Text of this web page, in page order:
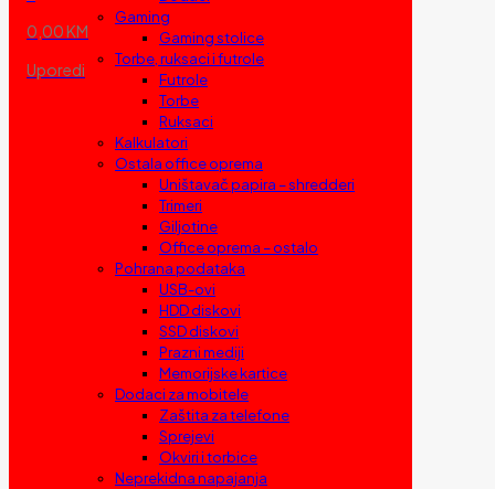
0,00 KM
Uporedi
Gaming
Gaming stolice
Torbe, ruksaci i futrole
Futrole
Torbe
Ruksaci
Kalkulatori
Ostala office oprema
Uništavač papira – shredderi
Trimeri
Giljotine
Office oprema – ostalo
Pohrana podataka
USB-ovi
HDD diskovi
SSD diskovi
Prazni mediji
Memorijske kartice
Dodaci za mobitele
Zaštita za telefone
Sprejevi
Okviri i torbice
Neprekidna napajanja